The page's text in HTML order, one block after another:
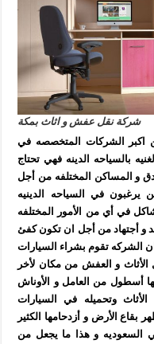
شركة نقل عفش و اثاث بمكة
الشركات المتخصصه في
بالسياحه الدينه فهي تحتاج
و المساكن المختلفه من أجل
يرغبون في السياحه الدينيه
في أي من الأمور المختلفه
و أجتهاد من أجل ان تكون كفئ
الشركه تقوم بشراء السيارات
الأثاث و العفش من مكان لأخر
أسطول من العامل و الأوناش
وتحميله في السيارات
الأرض و أزدحامها الكثير
السعوديه و هذا ما يجعل من